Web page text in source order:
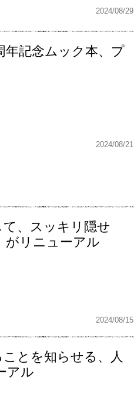
2024/08/29
年記念ムック本、プ
2024/08/21
て、スッキリ隠せ
がリニューアル
2024/08/15
ことを知らせる、人
アル